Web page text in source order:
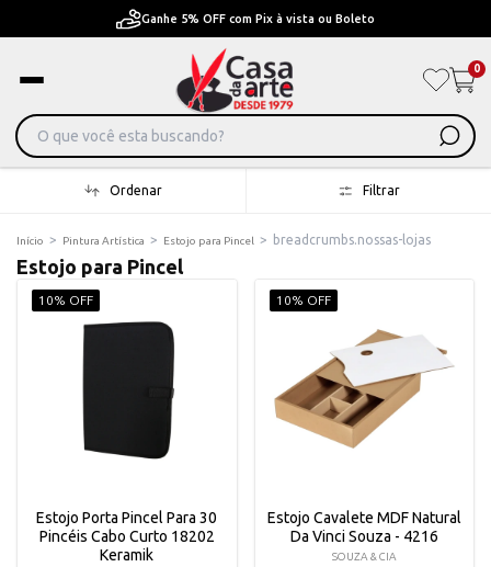
Ganhe 5% OFF com Pix à vista ou Boleto
0
Ordenar Filtrar
Início > Pintura Artística > Estojo para Pincel > breadcrumbs.nossas-lojas
Estojo para Pincel
10% OFF
Estojo Porta Pincel Para 30
Pincéis Cabo Curto 18202
Keramik
10% OFF
Estojo Cavalete MDF Natural
Da Vinci Souza - 4216
SOUZA & CIA